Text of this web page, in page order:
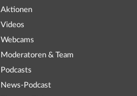
Aktionen
Videos
Webcams
Moderatoren & Team
Podcasts
News-Podcast